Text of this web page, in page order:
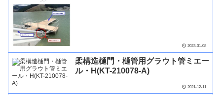
2023-01-08
柔構造樋門・樋管用グラウト管ミエー
ル・H(KT-210078-A)
2021-12-11